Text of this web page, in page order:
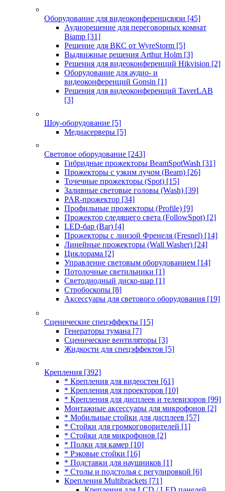
Оборудование для видеоконференцсвязи [45]
Аудиорешение для переговорных комнат
Biamp [31]
Решение для ВКС от WyreStorm [5]
Выдвижные решения Arthur Holm [3]
Решения для видеоконференций Hikvision [2]
Оборудование для аудио- и
видеоконференций Gonsin [1]
Решения для видеоконференций TaverLAB
[3]
Шоу-оборудование [5]
Медиасерверы [5]
Световое оборудование [243]
Гибридные прожекторы BeamSpotWash [31]
Прожекторы с узким лучом (Beam) [26]
Точечные прожекторы (Spot) [15]
Заливные световые головы (Wash) [39]
PAR-прожектор [34]
Профильные прожекторы (Profile) [9]
Прожектор следящего света (FollowSpot) [2]
LED-бар (Bar) [4]
Прожекторы с линзой Френеля (Fresnel) [14]
Линейные прожекторы (Wall Washer) [24]
Циклорама [2]
Управление световым оборудованием [14]
Потолочные светильники [1]
Светодиодный диско-шар [1]
Стробоскопы [8]
Аксессуары для светового оборудования [19]
Сценические спецэффекты [15]
Генераторы тумана [7]
Сценические вентиляторы [3]
Жидкости для спецэффектов [5]
Крепления [392]
* Крепления для видеостен [61]
* Крепления для проекторов [10]
* Крепления для дисплеев и телевизоров [99]
Монтажные аксессуары для микрофонов [2]
* Мобильные стойки для дисплеев [57]
* Стойки для громкоговорителей [1]
* Стойки для микрофонов [2]
* Полки для камер [10]
* Рэковые стойки [16]
* Подставки для наушников [1]
* Столы и подстолья с регулировкой [6]
Крепления Multibrackets [71]